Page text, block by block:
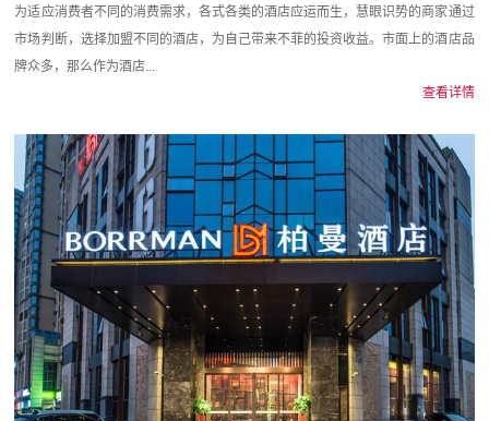
为适应消费者不同的消费需求，各式各类的酒店应运而生，慧眼识势的商家通过
市场判断，选择加盟不同的酒店，为自己带来不菲的投资收益。市面上的酒店品
牌众多，那么作为酒店...
查看详情